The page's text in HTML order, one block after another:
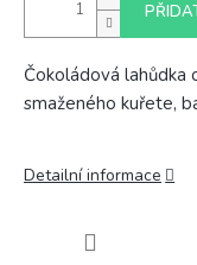
Čokoládová lahůdka
smaženého kuřete,
Detailní informace